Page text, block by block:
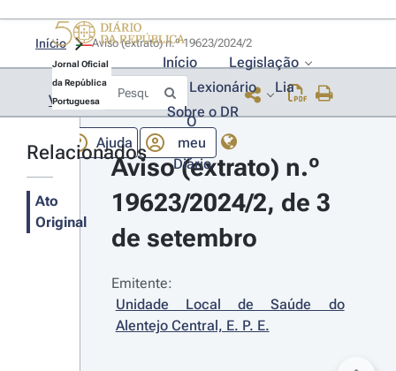
Jornal Oficial
da República
Portuguesa
Início
Legislação
Lexionário
Lia
Sobre o DR
Ajuda
O
meu
Diário
Início
Voltar
Relacionados
Ato
Original
Aviso (extrato) n.º
19623/2024/2, de 3
de setembro
Emitente:
Unidade Local de Saúde do
Alentejo Central, E. P. E.